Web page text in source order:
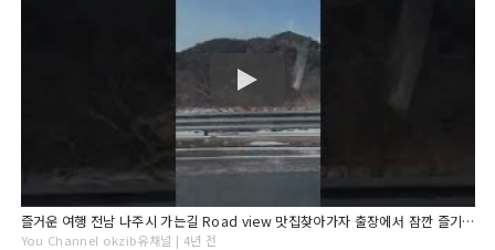
즐거운 여행 전남 나주시 가는길 Road view 맛집찾아가자 출장에서 잠깐 즐기는 관광지 대한민국148
You Channel okzib유채널 | 4년 전